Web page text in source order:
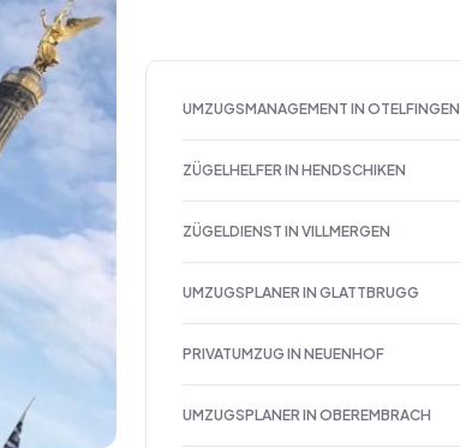
UMZUGSMANAGEMENT IN OTELFINGEN
ZÜGELHELFER IN HENDSCHIKEN
ZÜGELDIENST IN VILLMERGEN
UMZUGSPLANER IN GLATTBRUGG
PRIVATUMZUG IN NEUENHOF
UMZUGSPLANER IN OBEREMBRACH